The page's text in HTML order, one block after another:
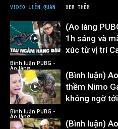
VIDEO LIÊN QUAN XEM THÊM
Bình luận PUBG -
Ao làng
(Ao làng
1h sáng và
xúc từ vị trí
Bình luận PUBG -
Ao làng
(Bình luận)
thềm Nimo
không ngờ
(Bình luận)